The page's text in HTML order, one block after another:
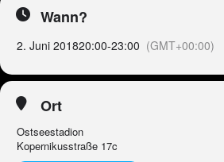
Wann?
2. Juni 201820:00-23:00 (GMT+00:00)
Ort
Ostseestadion
Kopernikusstraße 17c